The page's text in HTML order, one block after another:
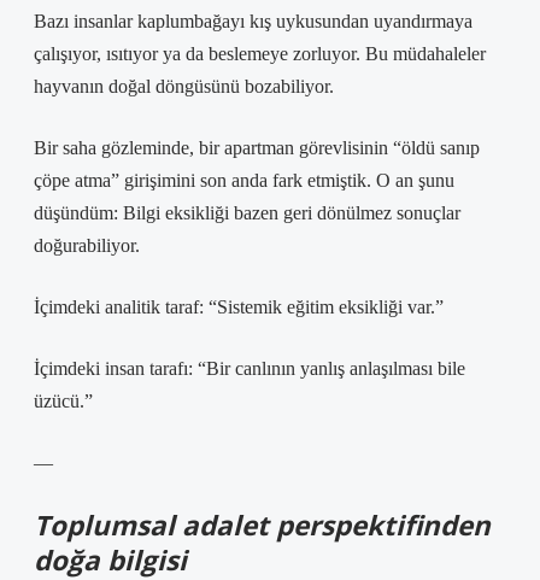
Bazı insanlar kaplumbağayı kış uykusundan uyandırmaya
çalışıyor, ısıtıyor ya da beslemeye zorluyor. Bu müdahaleler
hayvanın doğal döngüsünü bozabiliyor.
Bir saha gözleminde, bir apartman görevlisinin “öldü sanıp
çöpe atma” girişimini son anda fark etmiştik. O an şunu
düşündüm: Bilgi eksikliği bazen geri dönülmez sonuçlar
doğurabiliyor.
İçimdeki analitik taraf: “Sistemik eğitim eksikliği var.”
İçimdeki insan tarafı: “Bir canlının yanlış anlaşılması bile
üzücü.”
—
Toplumsal adalet perspektifinden
doğa bilgisi